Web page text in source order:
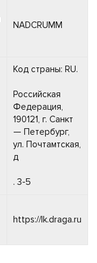
NADCRUMM
Код страны: RU.
Российская
Федерация,
190121, г. Санкт
— Петербург,
ул. Почтамтская,
д
. 3-5
https://lk.draga.ru